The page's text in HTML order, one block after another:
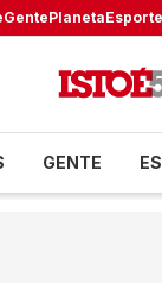
GentePlaneta
GENTE